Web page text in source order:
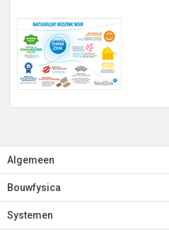
Algemeen
Bouwfysica
Systemen